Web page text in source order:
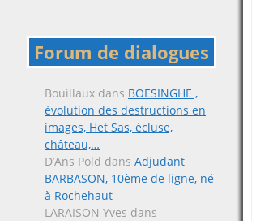
Forum de dialogues
Bouillaux dans BOESINGHE ,
évolution des destructions en
images, Het Sas, écluse,
château,…
D’Ans Pold dans Adjudant
BARBASON, 10ème de ligne, né
à Rochehaut
LARAISON Yves dans